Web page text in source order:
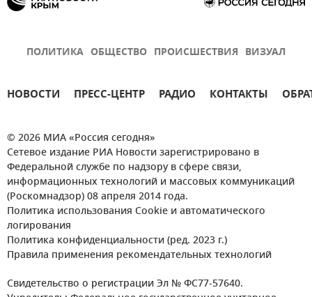
ПОЛИТИКА ОБЩЕСТВО ПРОИСШЕСТВИЯ ВИЗУАЛ
НОВОСТИ ПРЕСС-ЦЕНТР РАДИО КОНТАКТЫ
© 2026 МИА «Россия сегодня»
Сетевое издание РИА Новости зарегистрировано в
Федеральной службе по надзору в сфере связи,
информационных технологий и массовых коммуникаций
(Роскомнадзор) 08 апреля 2014 года.
Политика использования Cookie и автоматического
логирования
Политика конфиденциальности (ред. 2023 г.)
Правила применения рекомендательных технологий
Свидетельство о регистрации Эл № ФС77-57640.